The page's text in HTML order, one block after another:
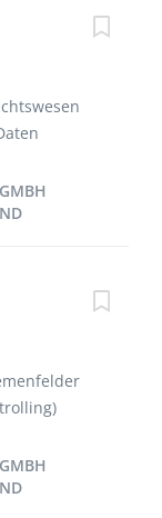
der
der
und
der
von